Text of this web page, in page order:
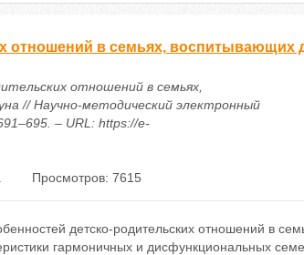
отношений в семьях, воспитывающих
отношений в семьях,
// Научно-методический электронный
– URL: https://e-
Просмотров: 7615
детско-родительских отношений в
гармоничных и дисфункциональных